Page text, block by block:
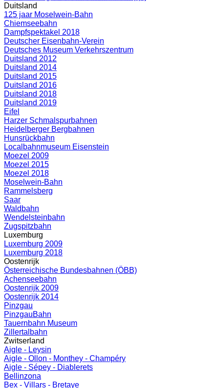
Duitsland
125 jaar Moselwein-Bahn
Chiemseebahn
Dampfspektakel 2018
Deutscher Eisenbahn-Verein
Deutsches Museum Verkehrszentrum
Duitsland 2012
Duitsland 2014
Duitsland 2015
Duitsland 2016
Duitsland 2018
Duitsland 2019
Eifel
Harzer Schmalspurbahnen
Heidelberger Bergbahnen
Hunsrückbahn
Localbahnmuseum Eisenstein
Moezel 2009
Moezel 2015
Moezel 2018
Moselwein-Bahn
Rammelsberg
Saar
Waldbahn
Wendelsteinbahn
Zugspitzbahn
Luxemburg
Luxemburg 2009
Luxemburg 2018
Oostenrijk
Österreichische Bundesbahnen (ÖBB)
Achenseebahn
Oostenrijk 2009
Oostenrijk 2014
Pinzgau
PinzgauBahn
Tauernbahn Museum
Zillertalbahn
Zwitserland
Aigle - Leysin
Aigle - Ollon - Monthey - Champéry
Aigle - Sépey - Diablerets
Bellinzona
Bex - Villars - Bretaye